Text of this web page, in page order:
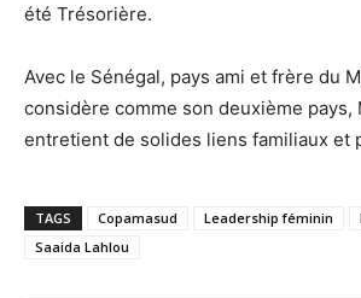
été Trésorière.
Avec le Sénégal, pays ami et frère du
considère comme son deuxième pays,
entretient de solides liens familiaux et
TAGS Copamasud Leadership féminin
Saaida Lahlou